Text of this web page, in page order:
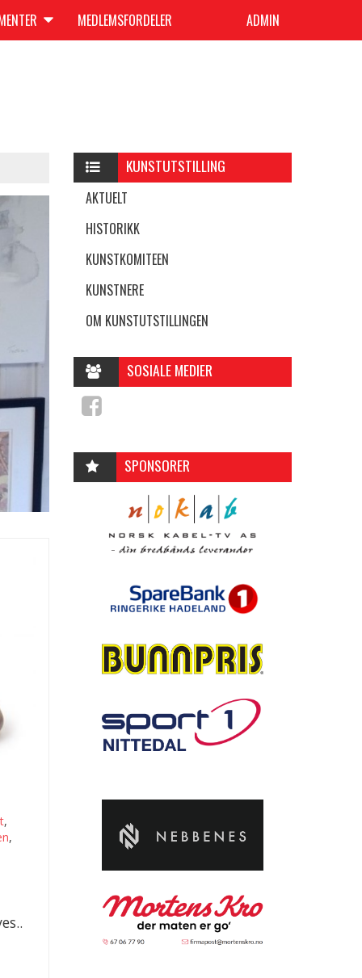
MEDLEMSFORDELER ADMIN
,
,
KUNSTUTSTILLING
AKTUELT
HISTORIKK
KUNSTKOMITEEN
KUNSTNERE
OM KUNSTUTSTILLINGEN
SOSIALE MEDIER
SPONSORER